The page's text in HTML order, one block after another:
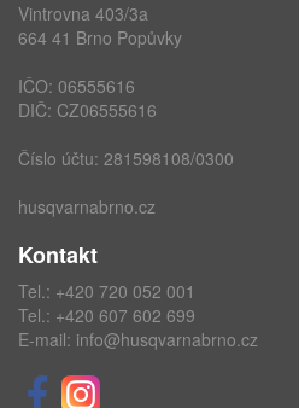
Vintrovna 403/3a
664 41 Brno Popůvky
IČO: 06555616
DIČ: CZ06555616
Číslo účtu: 281598108/0300
husqvarnabrno.cz
Kontakt
Tel.: +420 720 052 001
Tel.: +420 607 602 699
E-mail: info@husqvarnabrno.cz